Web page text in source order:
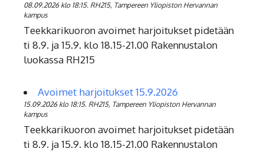
08.09.2026 klo 18:15. RH215, Tampereen Yliopiston Hervannan
kampus
Teekkarikuoron avoimet harjoitukset pidetään
ti 8.9. ja 15.9. klo 18.15-21.00 Rakennustalon
luokassa RH215
Avoimet harjoitukset 15.9.2026
15.09.2026 klo 18:15. RH215, Tampereen Yliopiston Hervannan
kampus
Teekkarikuoron avoimet harjoitukset pidetään
ti 8.9. ja 15.9. klo 18.15-21.00 Rakennustalon